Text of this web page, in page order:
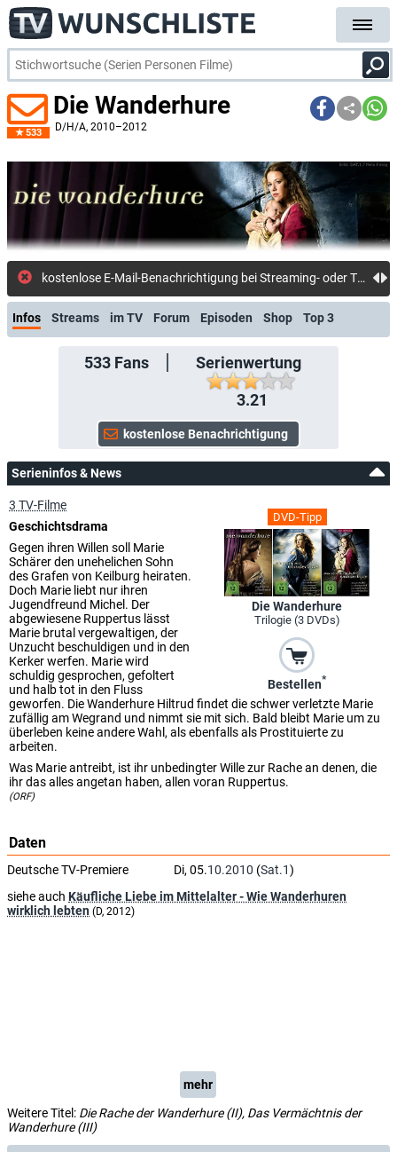
533
Die Wanderhure
D/H/A, 2010–2012
kostenlose E-Mail-Benachrichtigung bei Streaming- oder TV-Start
Infos Streams im TV Forum Episoden Shop Top 3
533Fans
Serienwertung
3.21
Serieninfos & News
DVD-Tipp
Die Wanderhure
Trilogie (3 DVDs)
Bestellen*
3 TV-Filme
Geschichtsdrama
Gegen ihren Willen soll Marie
Schärer den unehelichen Sohn
des Grafen von Keilburg heiraten.
Doch Marie liebt nur ihren
Jugendfreund Michel. Der
abgewiesene Ruppertus lässt
Marie brutal vergewaltigen, der
Unzucht beschuldigen und in den
Kerker werfen. Marie wird
schuldig gesprochen, gefoltert
und halb tot in den Fluss
geworfen. Die Wanderhure Hiltrud findet die schwer verletzte Marie
zufällig am Wegrand und nimmt sie mit sich. Bald bleibt Marie um zu
überleben keine andere Wahl, als ebenfalls als Prostituierte zu
arbeiten.
Was Marie antreibt, ist ihr unbedingter Wille zur Rache an denen, die
ihr das alles angetan haben, allen voran Ruppertus.
(ORF)
Daten
Deutsche TV-Premiere Di, 05.10.2010 (Sat.1)
siehe auch Käufliche Liebe im Mittelalter - Wie Wanderhuren
wirklich lebten (D, 2012)
mehr
Weitere Titel: Die Rache der Wanderhure (II), Das Vermächtnis der
Wanderhure (III)